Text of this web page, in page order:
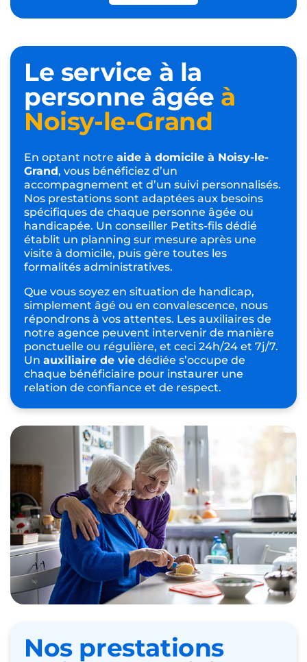
Le service à la
personne âgée à
Noisy-le-Grand
En optant notre aide à domicile à Noisy-le-
Grand, vous bénéficiez d’un
accompagnement et d’un suivi personnalisés.
Nos prestations sont adaptées aux besoins
spécifiques de chaque personne âgée ou
handicapée. Un conseiller Petits-fils dédié
établit un planning sur mesure après une
visite à domicile, puis gère toutes les
formalités administratives.
Que vous soyez en situation de handicap,
simplement âgé ou en convalescence, nous
répondrons à vos attentes. Les auxiliaires de
notre agence peuvent intervenir de manière
ponctuelle ou régulière, et ceci 24h/24 et 7j/7.
Un auxiliaire de vie dédiée s’occupe de
chaque bénéficiaire pour instaurer une
relation de confiance et de respect.
Nos prestations